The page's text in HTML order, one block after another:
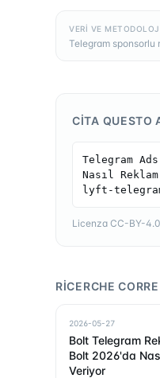
VERI VE
Telegram sponsorlu
CITA QUESTO
Telegram
Nasıl
lyft-
Licenza CC-BY-
RICERCHE
2026-05-27
Bolt Telegram
Bolt 2026'da
Veriyor